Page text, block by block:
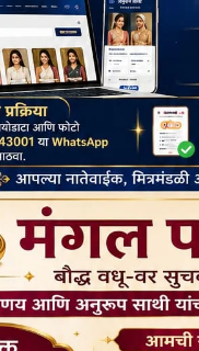
दूतावास ने बौद्ध भिक्षुओं
की मेजबानी की